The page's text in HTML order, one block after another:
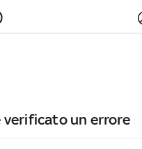
verificato un errore